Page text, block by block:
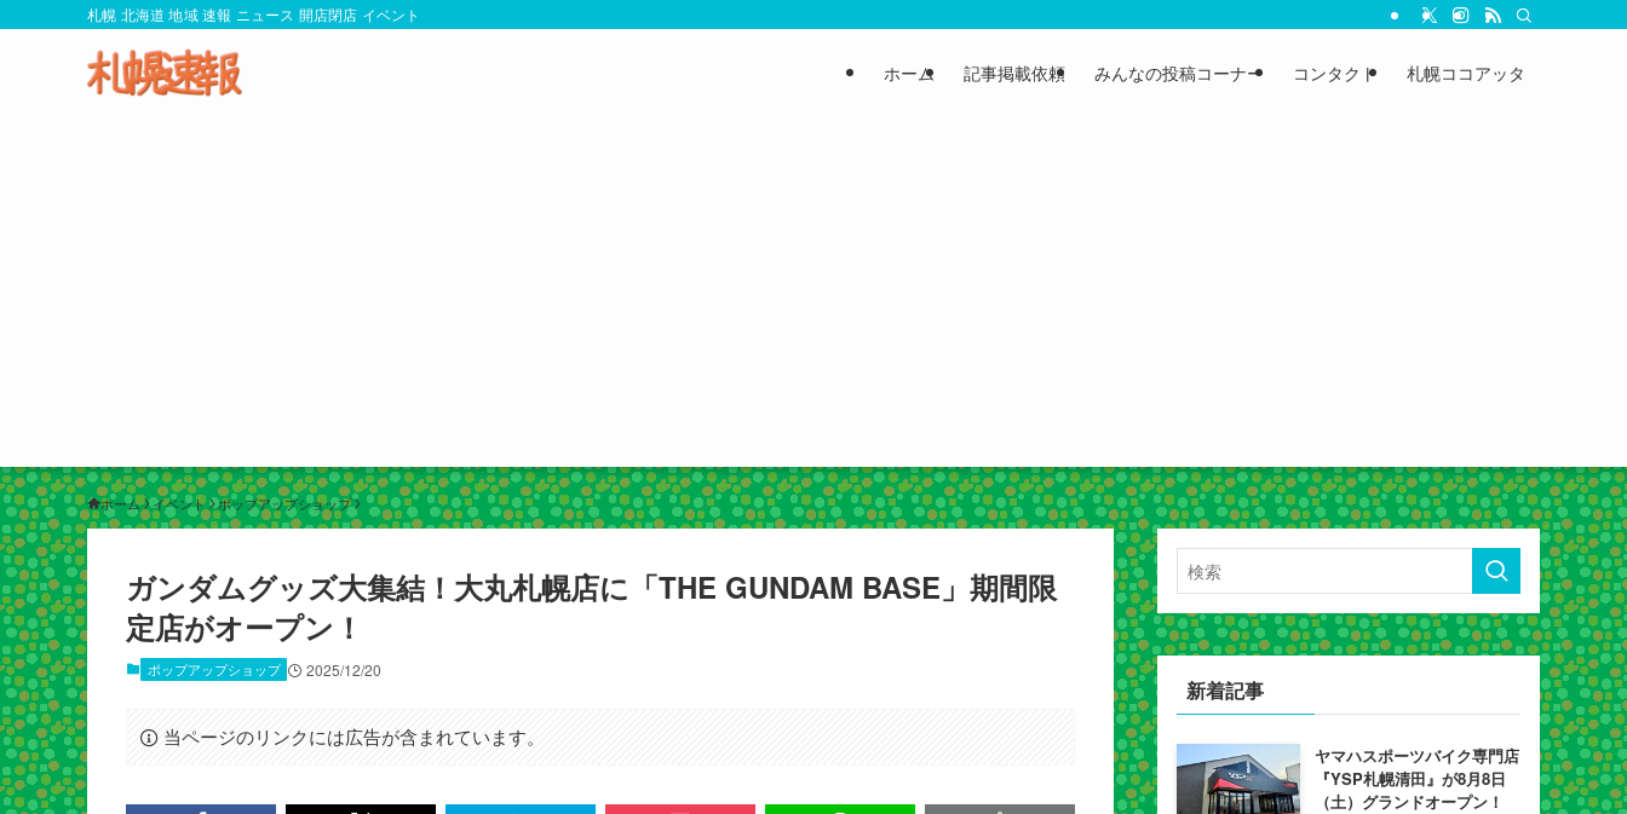
札幌 北海道 地域 速報 ニュース 開店閉店 イベント
ホーム 記事掲載依頼 みんなの投稿コーナー コンタクト 札幌ココアッタ
ホーム イベント ポップアップショップ
ガンダムグッズ大集結！大丸札幌店に「THE GUNDAM BASE」期間限
定店がオープン！
ポップアップショップ 2025/12/20
当ページのリンクには広告が含まれています。
新着記事
ヤマハスポーツバイク専門店
『YSP札幌清田』が8月8日
（土）グランドオープン！